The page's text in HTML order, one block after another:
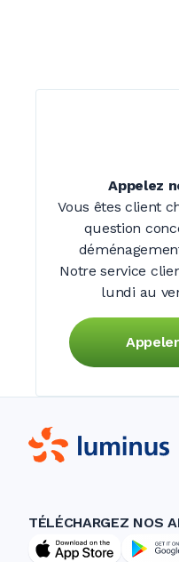
Appelez
Vous êtes client
question
Notre service
lundi au
TÉLÉCHARGEZ NOS